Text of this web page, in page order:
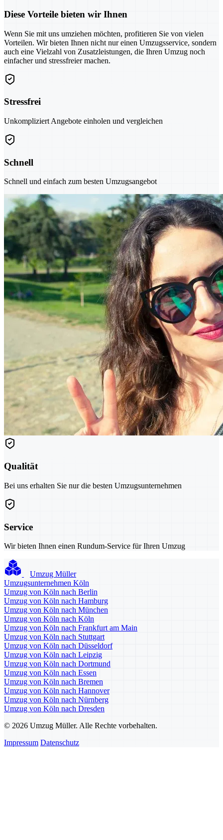
Diese Vorteile bieten wir Ihnen
Wenn Sie mit uns umziehen möchten, profitieren Sie von vielen
Vorteilen. Wir bieten Ihnen nicht nur einen Umzugsservice, sondern
auch eine Vielzahl von Zusatzleistungen, die Ihren Umzug noch
einfacher und stressfreier machen.
Stressfrei
Unkompliziert Angebote einholen und vergleichen
Schnell
Schnell und einfach zum besten Umzugsangebot
Qualität
Bei uns erhalten Sie nur die besten Umzugsunternehmen
Service
Wir bieten Ihnen einen Rundum-Service für Ihren Umzug
Umzug Müller
Umzugsunternehmen Köln
Umzug von Köln nach Berlin
Umzug von Köln nach Hamburg
Umzug von Köln nach München
Umzug von Köln nach Köln
Umzug von Köln nach Frankfurt am Main
Umzug von Köln nach Stuttgart
Umzug von Köln nach Düsseldorf
Umzug von Köln nach Leipzig
Umzug von Köln nach Dortmund
Umzug von Köln nach Essen
Umzug von Köln nach Bremen
Umzug von Köln nach Hannover
Umzug von Köln nach Nürnberg
Umzug von Köln nach Dresden
© 2026 Umzug Müller. Alle Rechte vorbehalten.
Impressum Datenschutz